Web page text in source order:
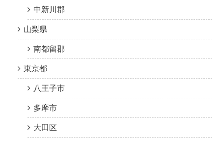
中新川郡
山梨県
南都留郡
東京都
八王子市
多摩市
大田区